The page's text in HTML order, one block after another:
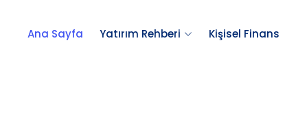
Ana Sayfa Yatırım Rehberi Kişisel Finans